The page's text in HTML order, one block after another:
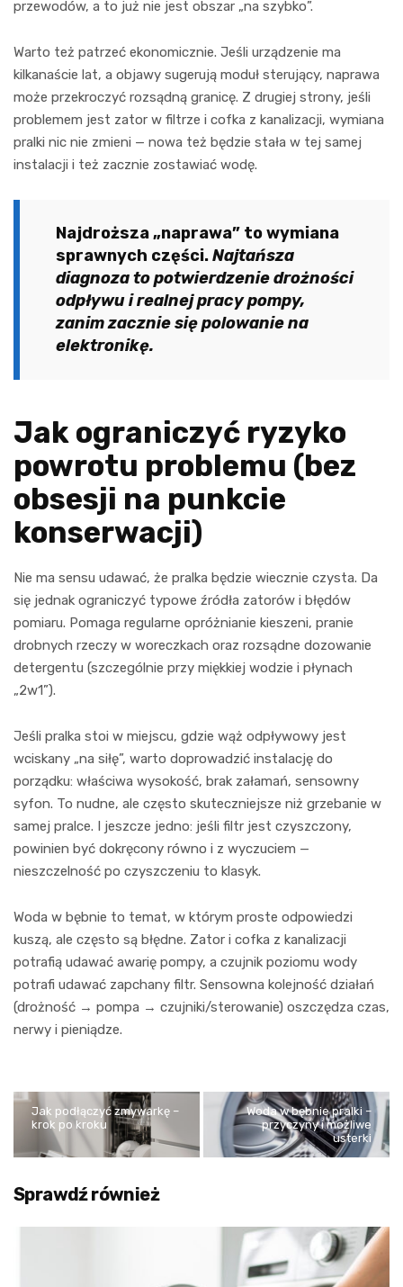
przewodów, a to już nie jest obszar „na szybko”.
Warto też patrzeć ekonomicznie. Jeśli urządzenie ma
kilkanaście lat, a objawy sugerują moduł sterujący, naprawa
może przekroczyć rozsądną granicę. Z drugiej strony, jeśli
problemem jest zator w filtrze i cofka z kanalizacji, wymiana
pralki nic nie zmieni — nowa też będzie stała w tej samej
instalacji i też zacznie zostawiać wodę.
Najdroższa „naprawa” to wymiana
sprawnych części.Najtańsza
diagnoza to potwierdzenie drożności
odpływu i realnej pracy pompy,
zanim zacznie się polowanie na
elektronikę.
Jak ograniczyć ryzyko
powrotu problemu (bez
obsesji na punkcie
konserwacji)
Nie ma sensu udawać, że pralka będzie wiecznie czysta. Da
się jednak ograniczyć typowe źródła zatorów i błędów
pomiaru. Pomaga regularne opróżnianie kieszeni, pranie
drobnych rzeczy w woreczkach oraz rozsądne dozowanie
detergentu (szczególnie przy miękkiej wodzie i płynach
„2w1”).
Jeśli pralka stoi w miejscu, gdzie wąż odpływowy jest
wciskany „na siłę”, warto doprowadzić instalację do
porządku: właściwa wysokość, brak załamań, sensowny
syfon. To nudne, ale często skuteczniejsze niż grzebanie w
samej pralce. I jeszcze jedno: jeśli filtr jest czyszczony,
powinien być dokręcony równo i z wyczuciem —
nieszczelność po czyszczeniu to klasyk.
Woda w bębnie to temat, w którym proste odpowiedzi
kuszą, ale często są błędne. Zator i cofka z kanalizacji
potrafią udawać awarię pompy, a czujnik poziomu wody
potrafi udawać zapchany filtr. Sensowna kolejność działań
(drożność → pompa → czujniki/sterowanie) oszczędza czas,
nerwy i pieniądze.
Jak podłączyć zmywarkę –
krok po kroku
Woda w bębnie pralki –
przyczyny i możliwe
usterki
Sprawdź również